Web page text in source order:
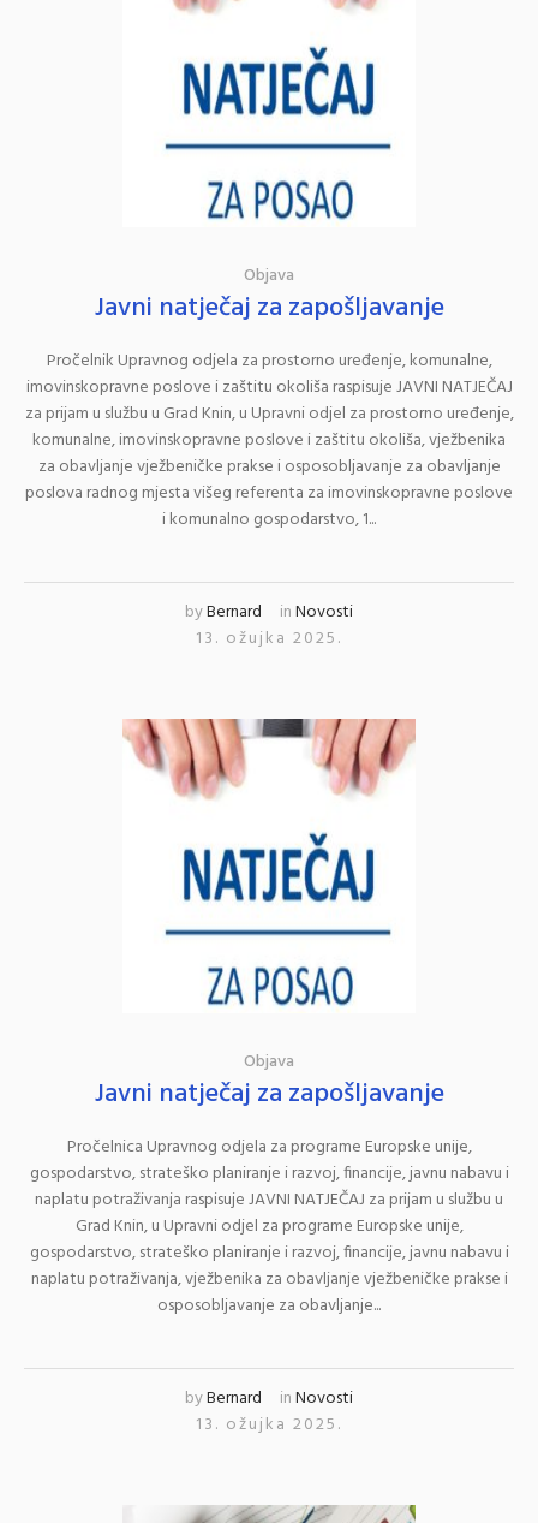
Objava
Javni natječaj za zapošljavanje
Pročelnik Upravnog odjela za prostorno uređenje, komunalne,
imovinskopravne poslove i zaštitu okoliša raspisuje JAVNI NATJEČAJ
za prijam u službu u Grad Knin, u Upravni odjel za prostorno uređenje,
komunalne, imovinskopravne poslove i zaštitu okoliša, vježbenika
za obavljanje vježbeničke prakse i osposobljavanje za obavljanje
poslova radnog mjesta višeg referenta za imovinskopravne poslove
i komunalno gospodarstvo, 1...
byBernard inNovosti
13. ožujka 2025.
Objava
Javni natječaj za zapošljavanje
Pročelnica Upravnog odjela za programe Europske unije,
gospodarstvo, strateško planiranje i razvoj, financije, javnu nabavu i
naplatu potraživanja raspisuje JAVNI NATJEČAJ za prijam u službu u
Grad Knin, u Upravni odjel za programe Europske unije,
gospodarstvo, strateško planiranje i razvoj, financije, javnu nabavu i
naplatu potraživanja, vježbenika za obavljanje vježbeničke prakse i
osposobljavanje za obavljanje...
byBernard inNovosti
13. ožujka 2025.